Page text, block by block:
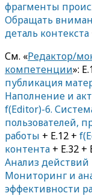
фрагменты
Обращать
деталь контекста
См. «Редактор/
компетенции»:
публикация
Наполнение и
f(Editor)-6.
пользователей,
работы + E.12 +
контента + E.32 +
Анализ действий
Мониторинг и
эффективности